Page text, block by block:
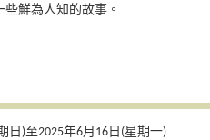
鮮為人知的故事。
日)至2025年6月16日(星期一)